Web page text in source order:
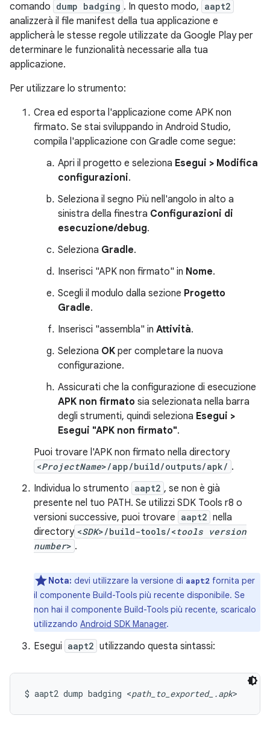
comando dump badging . In questo modo, aapt2
analizzerà il file manifest della tua applicazione e
applicherà le stesse regole utilizzate da Google Play per
determinare le funzionalità necessarie alla tua
applicazione.
Per utilizzare lo strumento:
Crea ed esporta l'applicazione come APK non
firmato. Se stai sviluppando in Android Studio,
compila l'applicazione con Gradle come segue:
Apri il progetto e seleziona Esegui > Modifica
configurazioni.
Seleziona il segno Più nell'angolo in alto a
sinistra della finestra Configurazioni di
esecuzione/debug.
Seleziona Gradle.
Inserisci "APK non firmato" in Nome.
Scegli il modulo dalla sezione Progetto
Gradle.
Inserisci "assembla" in Attività.
Seleziona OK per completare la nuova
configurazione.
Assicurati che la configurazione di esecuzione
APK non firmato sia selezionata nella barra
degli strumenti, quindi seleziona Esegui >
Esegui "APK non firmato".
Puoi trovare l'APK non firmato nella directory
<ProjectName>/app/build/outputs/apk/ .
Individua lo strumento aapt2 , se non è già
presente nel tuo PATH. Se utilizzi SDK Tools r8 o
versioni successive, puoi trovare aapt2 nella
directory <SDK>/build-tools/<tools version
number> .
Nota: devi utilizzare la versione di aapt2 fornita per
il componente Build-Tools più recente disponibile. Se
non hai il componente Build-Tools più recente, scaricalo
utilizzando Android SDK Manager.
Esegui aapt2 utilizzando questa sintassi:
$ aapt2 dump badging <path_to_exported_.apk>